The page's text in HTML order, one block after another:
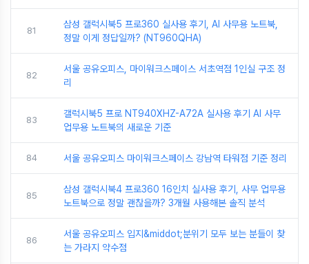
81
삼성 갤럭시북5 프로360 실사용 후기, AI 사무용 노트북,
정말 이게 정답일까? (NT960QHA)
82
서울 공유오피스, 마이워크스페이스 서초역점 1인실 구조 정
리
83
갤럭시북5 프로 NT940XHZ-A72A 실사용 후기 AI 사무
업무용 노트북의 새로운 기준
84 서울 공유오피스 마이워크스페이스 강남역 타워점 기준 정리
85
삼성 갤럭시북4 프로360 16인치 실사용 후기, 사무 업무용
노트북으로 정말 괜찮을까? 3개월 사용해본 솔직 분석
86
서울 공유오피스 입지&middot;분위기 모두 보는 분들이 찾
는 가라지 약수점